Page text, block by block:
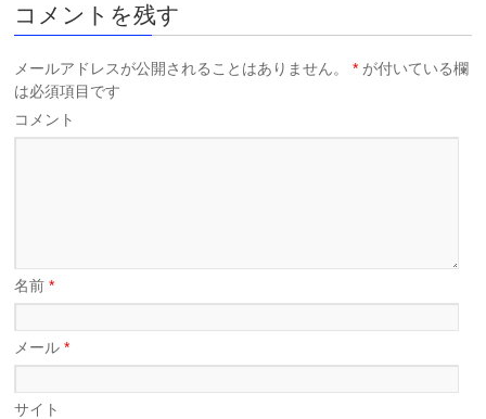
コメントを残す
メールアドレスが公開されることはありません。 * が付いている欄
は必須項目です
コメント
名前*
メール*
サイト